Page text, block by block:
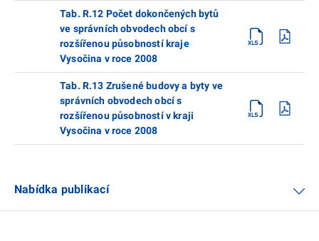
Tab. R.12 Počet dokončených bytů
ve správních obvodech obcí s
rozšířenou působností kraje
Vysočina v roce 2008
Tab. R.13 Zrušené budovy a byty ve
správních obvodech obcí s
rozšířenou působností v kraji
Vysočina v roce 2008
Nabídka publikací